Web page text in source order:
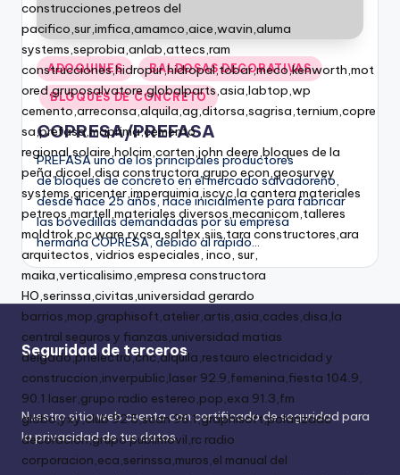
ADOQUINES BALDOSAS DECORATIVAS
BLOQUES DE CONCRETO
COPRESA/PREFASA
PREFASA uno de los principales productores
de bloques de concreto en el mercado salvadoreño,
desde hace 25 años, nace inicialmente para fabricar
las bovedillas demandadas por su empresa
hermana COPRESA, debido al rápido…
Seguridad de terceros
Nuestro sitio web cuenta con certificado de seguridad para
la privacidad de tus datos.